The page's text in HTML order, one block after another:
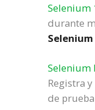
Selenium
durante
Selenium
Selenium
Registra
de